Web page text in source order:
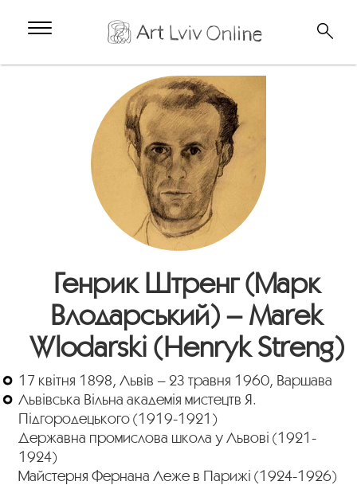
Генрик Штренг (Марк
Влодарський) – Marek
Wlodarski (Henryk Streng)
17 квітня 1898, Львів – 23 травня 1960, Варшава
Львівська Вільна академія мистецтв Я.
Підгородецького (1919-1921)
Державна промислова школа у Львові (1921-
1924)
Майстерня Фернана Леже в Парижі (1924-1926)